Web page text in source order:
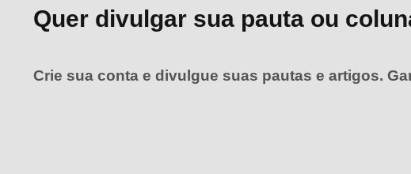
Quer divulgar sua pauta ou
Crie sua conta e divulgue suas pautas e artigos.